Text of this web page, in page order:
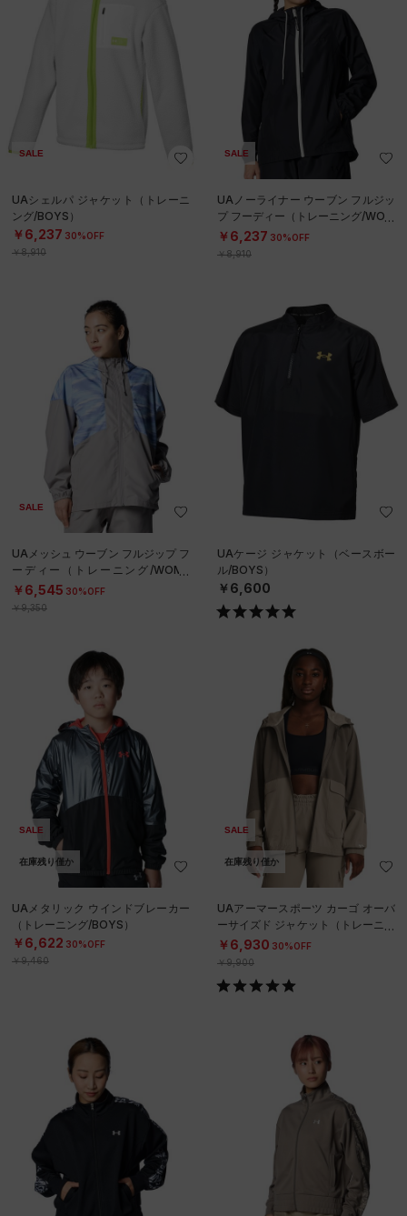
SALE
UAシェルパ ジャケット（トレーニ
ング/BOYS）
￥6,237 30%OFF
￥8,910
SALE
UAノーライナー ウーブン フルジッ
プ フーディー（トレーニング/WOM
EN）
￥6,237 30%OFF
￥8,910
SALE
UAメッシュ ウーブン フルジップ フ
ーディー（トレーニング/WOME
N）
￥6,545 30%OFF
￥9,350
UAケージ ジャケット（ベースボー
ル/BOYS）
￥6,600
SALE
在庫残り僅か
UAメタリック ウインドブレーカー
（トレーニング/BOYS）
￥6,622 30%OFF
￥9,460
SALE
在庫残り僅か
UAアーマースポーツ カーゴ オーバ
ーサイズド ジャケット（トレーニン
グ/WOMEN）
￥6,930 30%OFF
￥9,900